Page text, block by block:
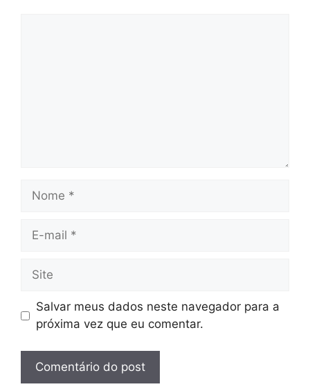
Nome
Site
Salvar meus dados neste navegador para a
próxima vez que eu comentar.